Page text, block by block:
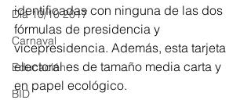
Día 10/10 2017
Carnaval
Educación
BID
identificadas con ninguna de las dos
fórmulas de presidencia y
vicepresidencia. Además, esta tarjeta
electoral es de tamaño media carta y
en papel ecológico.